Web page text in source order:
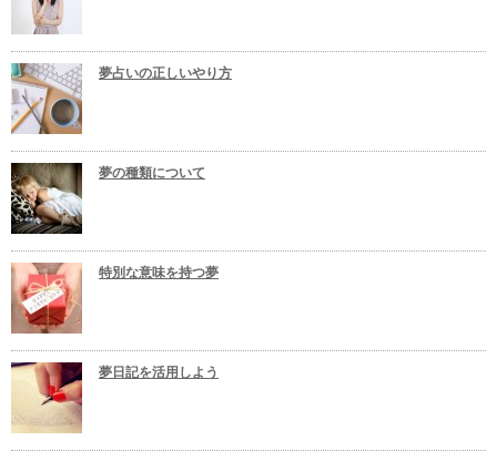
夢占いの正しいやり方
夢の種類について
特別な意味を持つ夢
夢日記を活用しよう